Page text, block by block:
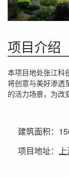
项目介绍
本项目地处张江科
将创意与美好渗透
的活力场景，为改
建筑面积：
项目地址：